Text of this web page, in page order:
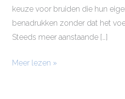
keuze voor bruiden die hun
benadrukken zonder dat het
Steeds meer aanstaande […]
Meer lezen »